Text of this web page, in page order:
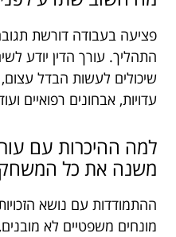
פציעה בעבודה דורשת
התהליך. עורך הדין יודע
שיכולים לעשות הבדל
עדויות, אבחונים רפואיים
למה ההיכרות עם
משנה את כל
ההתמודדות עם נושא
מונחים משפטיים לא